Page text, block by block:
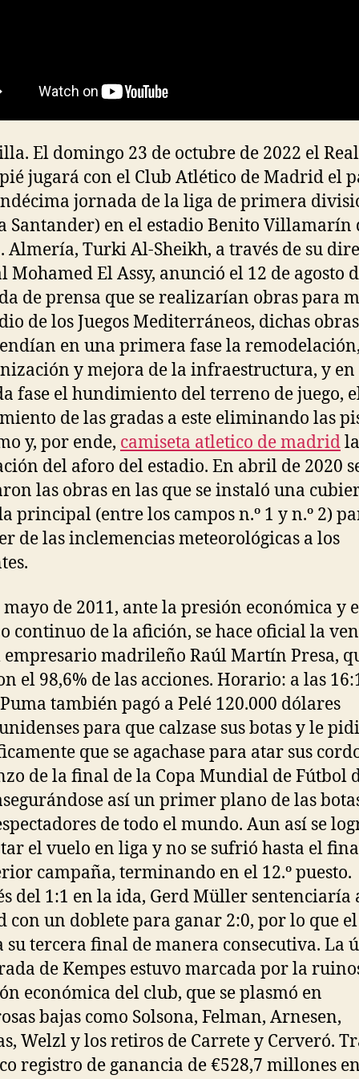
El domingo 23 de octubre de 2022 el
jugará con el Club Atlético de Madrid el
jornada de la liga de primera
Santander) en el estadio Benito Villamarín
Almería, Turki Al-Sheikh, a través de su
Mohamed El Assy, anunció el 12 de agosto
de prensa que se realizarían obras para
de los Juegos Mediterráneos, dichas obras
en una primera fase la
y mejora de la infraestructura, y en
fase el hundimiento del terreno de juego,
de las gradas a este eliminando las
y, por ende, camiseta atletico de madridla
del aforo del estadio. En abril de 2020
las obras en las que se instaló una
principal (entre los campos n.º 1 y n.º 2)
de las inclemencias meteorológicas a los
mayo de 2011, ante la presión económica y
continuo de la afición, se hace oficial la
madrileño Raúl Martín Presa,
el 98,6% de las acciones. Horario: a las
también pagó a Pelé 120.000 dólares
para que calzase sus botas y le
que se agachase para atar sus
de la final de la Copa Mundial de Fútbol
así un primer plano de las
de todo el mundo. Aun así se
el vuelo en liga y no se sufrió hasta el
campaña, terminando en el 12.º puesto.
del 1:1 en la ida, Gerd Müller sentenciaría
con un doblete para ganar 2:0, por lo que
su tercera final de manera consecutiva. La
de Kempes estuvo marcada por la
económica del club, que se plasmó en
bajas como Solsona, Felman, Arnesen,
Welzl y los retiros de Carrete y Cerveró.
registro de ganancia de €528,7 millones